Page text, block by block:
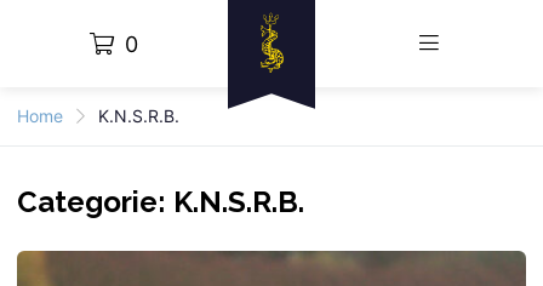
0
Home K.N.S.R.B.
Categorie: K.N.S.R.B.